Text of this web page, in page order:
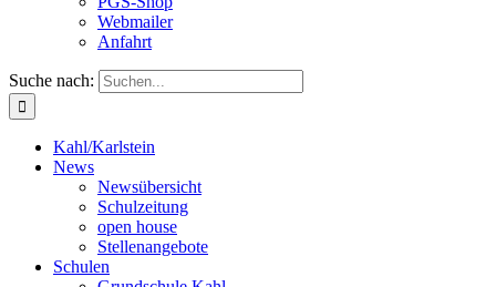
Webmailer
Anfahrt
Suche nach:
Kahl/Karlstein
News
Newsübersicht
Schulzeitung
open house
Stellenangebote
Schulen